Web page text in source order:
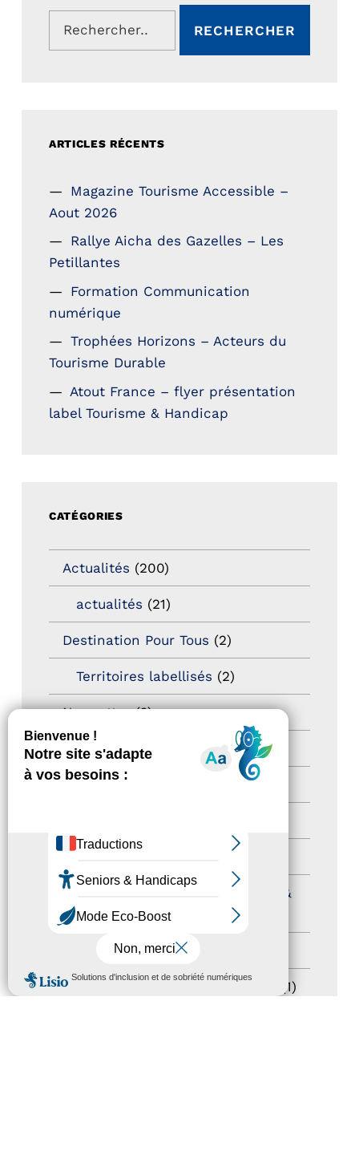
MENU
Rechercher :
ARTICLES RÉCENTS
Magazine Tourisme Accessible –
Aout 2026
Rallye Aicha des Gazelles – Les
Petillantes
Formation Communication
numérique
Trophées Horizons – Acteurs du
Tourisme Durable
Atout France – flyer présentation
label Tourisme & Handicap
CATÉGORIES
Actualités (200)
actualités (21)
Destination Pour Tous (2)
Territoires labellisés (2)
Newsetter(6)
Newsletter pro
Nos Actions
Journées nationales Tourisme &
Handicap(5)
Salons(11)
Sommet mondial du tourisme (1)